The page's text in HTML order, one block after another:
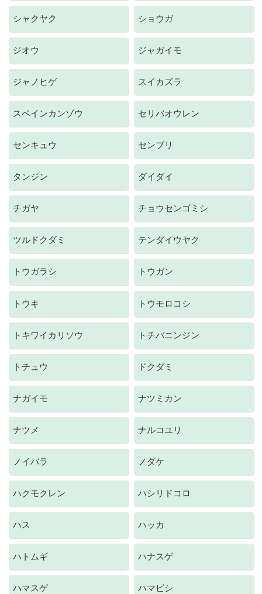
シャクヤク ショウガ
ジオウ ジャガイモ
ジャノヒゲ スイカズラ
スペインカンゾウ セリバオウレン
センキュウ センブリ
タンジン ダイダイ
チガヤ チョウセンゴミシ
ツルドクダミ テンダイウヤク
トウガラシ トウガン
トウキ トウモロコシ
トキワイカリソウ トチバニンジン
トチュウ ドクダミ
ナガイモ ナツミカン
ナツメ ナルコユリ
ノイバラ ノダケ
ハクモクレン ハシリドコロ
ハス ハッカ
ハトムギ ハナスゲ
ハマスゲ ハマビシ